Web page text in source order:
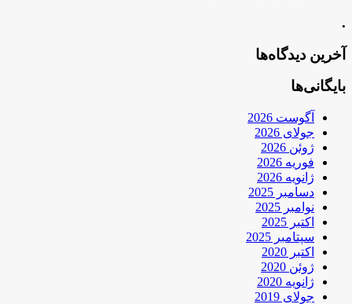
.
آخرین دیدگاه‌ها
بایگانی‌ها
آگوست 2026
جولای 2026
ژوئن 2026
فوریه 2026
ژانویه 2026
دسامبر 2025
نوامبر 2025
اکتبر 2025
سپتامبر 2025
اکتبر 2020
ژوئن 2020
ژانویه 2020
جولای 2019